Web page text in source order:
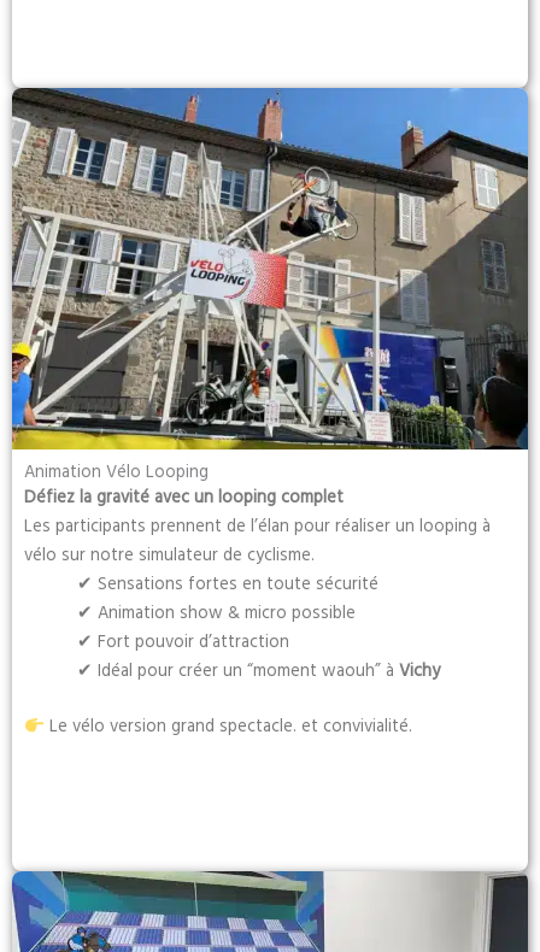
Animation Vélo Looping
Défiez la gravité avec un looping complet
Les participants prennent de l’élan pour réaliser un looping à
vélo sur notre simulateur de cyclisme.
✔ Sensations fortes en toute sécurité
✔ Animation show & micro possible
✔ Fort pouvoir d’attraction
✔ Idéal pour créer un “moment waouh” à Vichy
Le vélo version grand spectacle. et convivialité.